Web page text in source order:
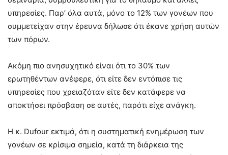
υπηρεσίες. Παρ’ όλα αυτά, μόνο το 12% των γονέων που
συμμετείχαν στην έρευνα δήλωσε ότι έκανε χρήση αυτών
των πόρων.
Ακόμη πιο ανησυχητικό είναι ότι το 30% των
ερωτηθέντων ανέφερε, ότι είτε δεν εντόπισε τις
υπηρεσίες που χρειαζόταν είτε δεν κατάφερε να
αποκτήσει πρόσβαση σε αυτές, παρότι είχε ανάγκη.
Η κ. Dufour εκτιμά, ότι η συστηματική ενημέρωση των
γονέων σε κρίσιμα σημεία, κατά τη διάρκεια της